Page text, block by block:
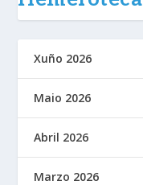
Xuño 2026
Maio 2026
Abril 2026
Marzo 2026